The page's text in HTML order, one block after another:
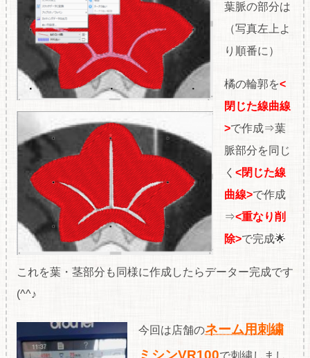
葉脈の部分は
（写真左上よ
り順番に）
橘の輪郭を<
閉じた線曲線
>で作成⇒葉
脈部分を同じ
く <閉じた線
曲線>で作成
⇒<重なり削
除>で完成🌟
これを葉・茎部分も同様に作成したらデーター完成です
(^^♪
今回は店舗のネーム用刺繍
ミシンVR100で刺繍しまし